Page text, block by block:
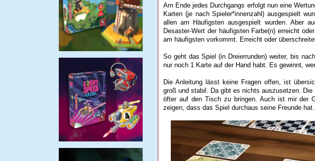
Am Ende jedes Durchgangs erfolgt nun eine
Karten (je nach Spieler*innenzahl) ausgespielt
allen am Häufigsten ausgespielt wurden. Aber
Desaster-Wert der häufigsten Farbe(n) erreicht
am häufigsten vorkommt. Erreicht oder
So geht das Spiel (in Dreierrunden) weiter, bis
nur noch 1 Karte auf der Hand habt. Es gewinnt,
Die Anleitung lässt keine Fragen offen, ist
groß und stabil. Da gibt es nichts auszusetzen.
öfter auf den Tisch zu bringen. Auch ist mir der
zeigen, dass das Spiel durchaus seine Freunde hat.